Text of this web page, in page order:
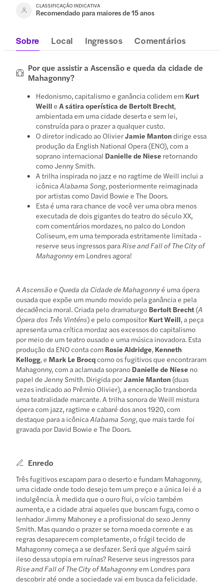
CLASSIFICAÇÃO INDICATIVA
Recomendado para maiores de 15 anos
Sobre Local Ingressos Comentários
Por que assistir a Ascensão e queda da cidade de
Mahagonny?
Hedonismo, capitalismo e ganância colidem em Kurt
Weill eA sátira operística de Bertolt Brecht,
ambientada em uma cidade deserta e sem lei,
construída para o prazer a qualquer custo.
O diretor indicado ao OlivierJamie Mantondirige essa
produção da English National Opera (ENO), com a
soprano internacional Danielle de Niese retornando
como Jenny Smith.
A trilha inspirada no jazz e no ragtime de Weill inclui a
icônicaAlabama Song, posteriormente reimaginada
por artistas como David Bowie e The Doors.
Esta é uma rara chance de você ver uma obra menos
executada de dois gigantes do teatro do século XX,
com comentários mordazes, no palco do London
Coliseum, em uma temporada estritamente limitada -
reserve seus ingressos para Rise and Fall of The City of
Mahagonnyem Londres agora!
A Ascensão e Queda da Cidade de Mahagonnyé uma ópera
ousada que expõe um mundo movido pela ganância e pela
decadência moral. Criada pelo dramaturgo Bertolt Brecht (A
Ópera dos Três Vinténs) e pelo compositor Kurt Weill, a peça
apresenta uma crítica mordaz aos excessos do capitalismo
por meio de um teatro ousado e uma música inovadora. Esta
produção da ENO conta com Rosie Aldridge, Kenneth
Kellogg, e Mark Le Brocqcomo os fugitivos que encontraram
Mahagonny, com a aclamada soprano Danielle de Niese no
papel de Jenny Smith. Dirigida porJamie Manton (duas
vezes indicado ao Prêmio Olivier), a encenação transborda
uma teatralidade marcante. A trilha sonora de Weill mistura
ópera com jazz, ragtime e cabaré dos anos 1920, com
destaque para a icônicaAlabama Song, que mais tarde foi
gravada por David Bowie e The Doors.
Enredo
Três fugitivos escapam para o deserto e fundam Mahagonny,
uma cidade onde todo desejo tem um preço e a única lei é a
indulgência. À medida que o ouro flui, o vício também
aumenta, e a cidade atrai aqueles que buscam fuga, como o
lenhador Jimmy Mahoney e a profissional do sexo Jenny
Smith. Mas quando o prazer se torna moeda corrente e as
regras desaparecem completamente, o frágil tecido de
Mahagonny começa a se desfazer. Será que alguém sairá
ileso dessa utopia em ruínas? Reserve seus ingressos para
Rise and Fall of The City of Mahagonnyem Londres para
descobrir até onde a sociedade vai em busca da felicidade.